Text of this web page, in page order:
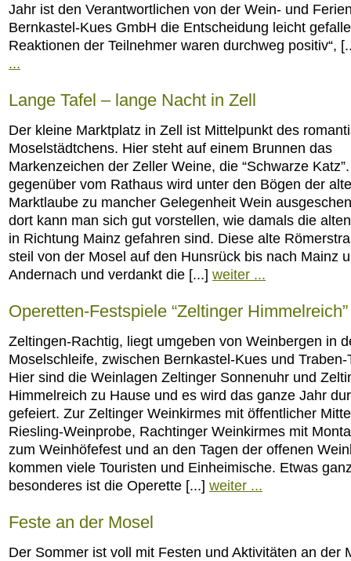
Jahr ist den Verantwortlichen von der Wein- und
Bernkastel-Kues GmbH die Entscheidung leicht
Reaktionen der Teilnehmer waren durchweg positiv“,
...
Lange Tafel – lange Nacht in Zell
Der kleine Marktplatz in Zell ist Mittelpunkt des
Moselstädtchens. Hier steht auf einem Brunnen das
Markenzeichen der Zeller Weine, die “Schwarze
gegenüber vom Rathaus wird unter den Bögen der
Marktlaube zu mancher Gelegenheit Wein
dort kann man sich gut vorstellen, wie damals die
in Richtung Mainz gefahren sind. Diese alte
steil von der Mosel auf den Hunsrück bis nach Mainz
Andernach und verdankt die [...] weiter ...
Operetten-Festspiele “Zeltinger Himmelreich”
Zeltingen-Rachtig, liegt umgeben von Weinbergen in
Moselschleife, zwischen Bernkastel-Kues und Traben-
Hier sind die Weinlagen Zeltinger Sonnenuhr und
Himmelreich zu Hause und es wird das ganze Jahr
gefeiert. Zur Zeltinger Weinkirmes mit öffentlicher
Riesling-Weinprobe, Rachtinger Weinkirmes mit
zum Weinhöfefest und an den Tagen der offenen
kommen viele Touristen und Einheimische. Etwas
besonderes ist die Operette [...] weiter ...
Feste an der Mosel
Der Sommer ist voll mit Festen und Aktivitäten an der